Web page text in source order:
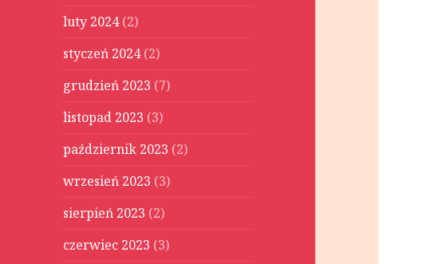
luty 2024(2)
styczeń 2024(2)
grudzień 2023 (7)
listopad 2023 (3)
październik 2023 (2)
wrzesień 2023 (3)
sierpień 2023 (2)
czerwiec 2023 (3)